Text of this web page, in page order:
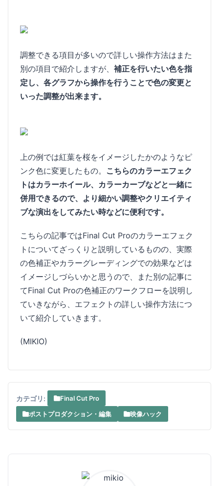
調整できる項目が多いので詳しい操作方法はまた
別の項目で紹介しますが、 補正を行いたい色を指
定し、各グラフから操作を行うことで色の変更と
いった調整が出来ます。
上の例では紅葉を桜をイメージしたかのようなピ
ンク色に変更したもの。 こちらのカラーエフェク
トはカラーホイール、カラーカーブなどと一緒に
併用できるので、より細かい調整やクリエイティ
ブな演出をしてみたい時などに便利です。
こちらの記事ではFinal Cut Proのカラーエフェク
トについてざっくりと説明しているものの、実際
の色補正やカラーグレーディングでの効果などは
イメージしづらいかと思うので、また別の記事に
てFinal Cut Proの色補正のワークフローを説明し
ていきながら、エフェクトの詳しい操作方法につ
いて紹介していきます。
(MIKIO)
カテゴリ:
Final Cut Pro
ポストプロダクション・編集
映像ハック